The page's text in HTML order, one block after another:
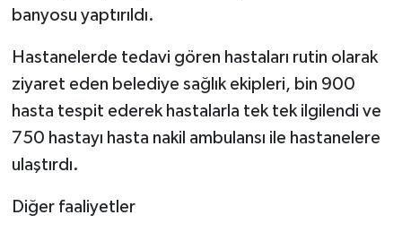
banyosu yaptırıldı.
Hastanelerde tedavi gören hastaları rutin olarak
ziyaret eden belediye sağlık ekipleri, bin 900
hasta tespit ederek hastalarla tek tek ilgilendi ve
750 hastayı hasta nakil ambulansı ile hastanelere
ulaştırdı.
Diğer faaliyetler